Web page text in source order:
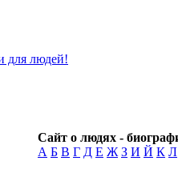
Сайт о людях -
А Б В Г Д Е Ж З И Й К Л